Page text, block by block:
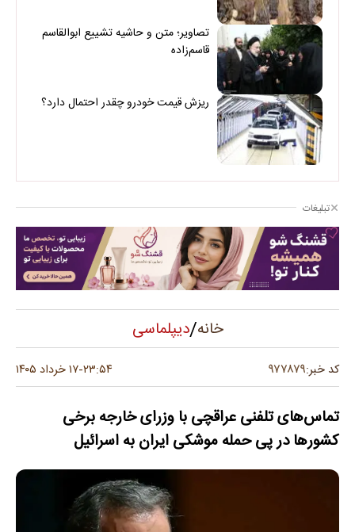
تصاویر؛ متن و حاشیه تشییع ابوالقاسم
قاسم‌زاده
ریزش قیمت خودرو چقدر احتمال دارد؟
تبلیغات
خانه/دیپلماسی
کد خبر:۹۷۷۸۷۹ ۲۳:۵۴-۱۷ خرداد ۱۴۰۵
تماس‌های تلفنی عراقچی با وزرای خارجه برخی
کشورها در پی حمله موشکی ایران به اسرائیل